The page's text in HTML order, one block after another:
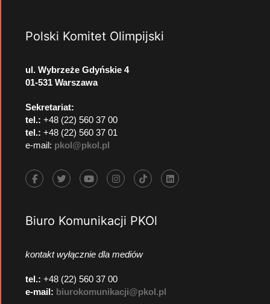
Polski Komitet Olimpijski
ul. Wybrzeże Gdyńskie 4
01-531 Warszawa
Sekretariat:
tel.: +48 (22) 560 37 00
tel.: +48 (22) 560 37 01
e-mail: pkol@pkol.pl
Biuro Komunikacji PKOl
kontakt wyłącznie dla mediów
tel.: +48 (22) 560 37 00
e-mail: biurokomunikacji@pkol.pl